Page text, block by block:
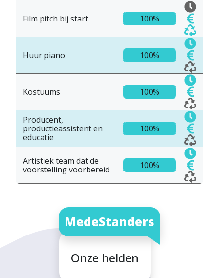
Film pitch bij start 100%
Huur piano 100%
Kostuums 100%
Producent,
productieassistent en
educatie
100%
Artistiek team dat de
voorstelling voorbereid
100%
MedeStanders
Onze helden